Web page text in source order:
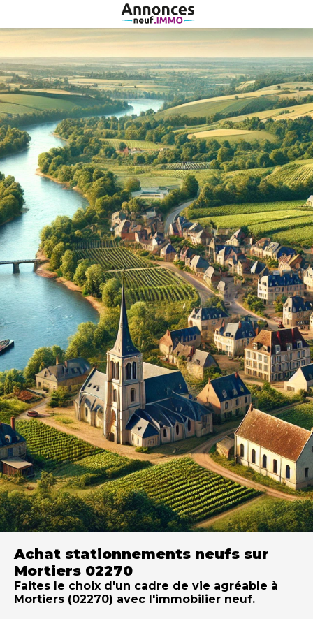
Achat stationnements neufs sur
Mortiers 02270
Faites le choix d'un cadre de vie agréable à
Mortiers (02270) avec l'immobilier neuf.